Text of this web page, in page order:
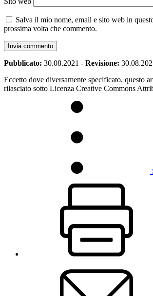
Salva il mio nome, email e sito web in
prossima volta che commento.
Pubblicato: 30.08.2021 - Revisione:
Eccetto dove diversamente specificato, questo
rilasciato sotto Licenza Creative Commons